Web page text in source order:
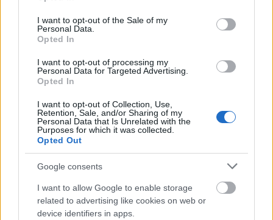
use your data for below specified purposes in below Google
consent section.
I want to opt-out of the Sale of my
Personal Data.
Opted In
I want to opt-out of processing my
Personal Data for Targeted Advertising.
Opted In
I want to opt-out of Collection, Use,
Retention, Sale, and/or Sharing of my
Personal Data that Is Unrelated with the
Purposes for which it was collected.
Opted Out
Google consents
I want to allow Google to enable storage
related to advertising like cookies on web or
device identifiers in apps.